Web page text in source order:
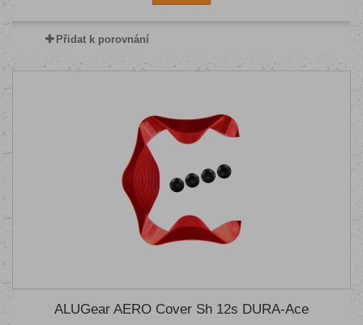
Přidat k porovnání
ALUGear AERO Cover Sh 12s DURA-Ace